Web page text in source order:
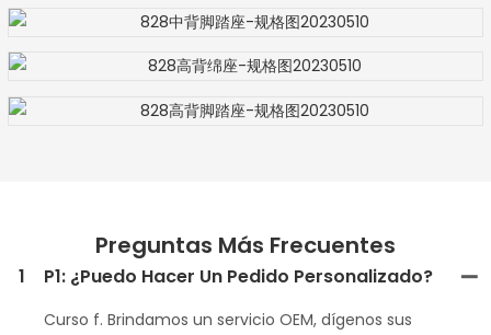
Preguntas Más Frecuentes
1 P1: ¿Puedo Hacer Un Pedido Personalizado?
Curso f. Brindamos un servicio OEM, dígenos sus